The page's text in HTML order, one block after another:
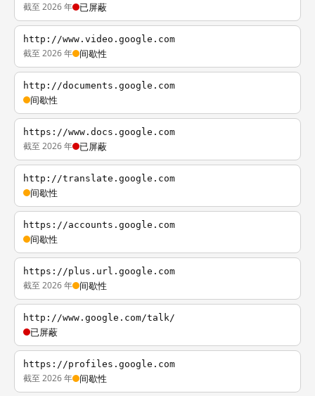
截至 2026 年 已屏蔽
http://www.video.google.com
截至 2026 年 间歇性
http://documents.google.com
间歇性
https://www.docs.google.com
截至 2026 年 已屏蔽
http://translate.google.com
间歇性
https://accounts.google.com
间歇性
https://plus.url.google.com
截至 2026 年 间歇性
http://www.google.com/talk/
已屏蔽
https://profiles.google.com
截至 2026 年 间歇性